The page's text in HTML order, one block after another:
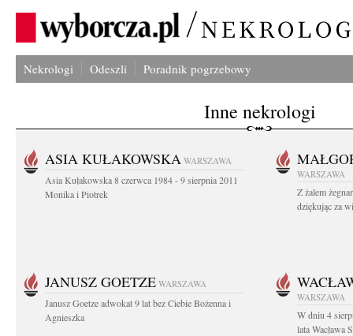
Nekrologi Odeszli Poradnik pogrzebowy
Inne nekrologi
ASIA KUŁAKOWSKA WARSZAWA
Asia Kułakowska 8 czerwca 1984 - 9 sierpnia 2011
Monika i Piotrek
WARSZAWA
Z żalem
dziękując za
JANUSZ GOETZE WARSZAWA
Janusz Goetze adwokat 9 lat bez Ciebie Bożenna i
Agnieszka
WARSZAWA
W dniu 4
lata Wacława